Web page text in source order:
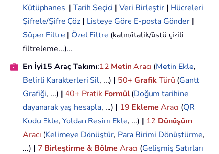
Kütüphanesi | Tarih Seçici | Veri Birleştir | Hücreleri
Şifrele/Şifre Çöz | Listeye Göre E-posta Gönder |
Süper Filtre | Özel Filtre (kalın/italik/üstü çizili
filtreleme...)...
En İyi15 Araç Takımı:12 MetinAracı (Metin Ekle,
Belirli Karakterleri Sil, ...) | 50+ GrafikTürü (Gantt
Grafiği, ...) | 40+ Pratik Formül (Doğum tarihine
dayanarak yaş hesapla, ...) | 19 Ekleme Aracı (QR
Kodu Ekle, Yoldan Resim Ekle, ...) | 12 Dönüşüm
Aracı (Kelimeye Dönüştür, Para Birimi Dönüştürme,
...) | 7 Birleştirme & Bölme Aracı (Gelişmiş Satırları